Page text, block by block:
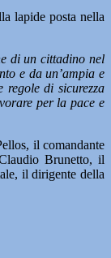
lapide posta nella
di un cittadino nel
e da un’ampia e
di sicurezza
per la pace e
il comandante
Brunetto, il
il dirigente della